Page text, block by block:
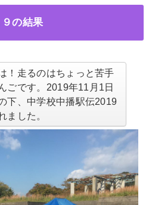
の結果
！走るのはちょっと苦手
ごです。2019年11月1日
下、中学校中播駅伝2019
ました。